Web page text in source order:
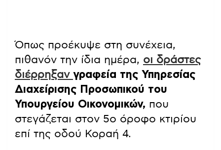
Όπως προέκυψε στη συνέχεια,
πιθανόν την ίδια ημέρα, οι δράστες
διέρρηξαν γραφεία της Υπηρεσίας
Διαχείρισης Προσωπικού του
Υπουργείου Οικονομικών, που
στεγάζεται στον 5ο όροφο κτιρίου
επί της οδού Κοραή 4.